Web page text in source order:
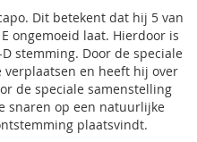
Dit betekent dat hij 5 van
ongemoeid laat. Hierdoor is
stemming. Door de speciale
en heeft hij over
de speciale samenstelling
snaren op een natuurlijke
plaatsvindt.